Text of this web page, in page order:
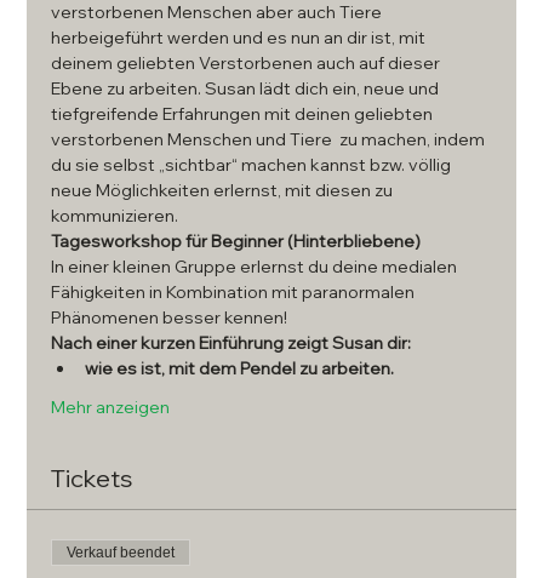
verstorbenen Menschen aber auch Tiere
herbeigeführt werden und es nun an dir ist, mit
deinem geliebten Verstorbenen auch auf dieser
Ebene zu arbeiten. Susan lädt dich ein, neue und
tiefgreifende Erfahrungen mit deinen geliebten
verstorbenen Menschen und Tiere  zu machen, indem
du sie selbst „sichtbar“ machen kannst bzw. völlig
neue Möglichkeiten erlernst, mit diesen zu
kommunizieren.
Tagesworkshop für Beginner (Hinterbliebene)
In einer kleinen Gruppe erlernst du deine medialen
Fähigkeiten in Kombination mit paranormalen
Phänomenen besser kennen!
Nach einer kurzen Einführung zeigt Susan dir:
wie es ist, mit dem Pendel zu arbeiten.
Mehr anzeigen
Tickets
Verkauf beendet